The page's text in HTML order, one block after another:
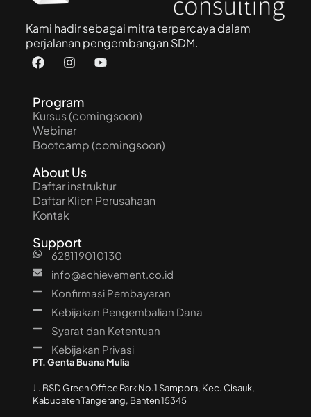
Kami hadir sebagai mitra terpercaya dalam
perjalanan pengembangan SDM.
Program
Kursus (comingsoon)
Webinar
Bootcamp (comingsoon)
About Us
Daftar instruktur
Daftar Klien Perusahaan
Kontak
Support
628119010130
info@achievement.co.id
Konfirmasi Pembayaran
Kebijakan Pengembalian Dana
Syarat dan Ketentuan
Kebijakan Privasi
PT. Genta Buana Mulia
Jl. BSD Green Office Park No.1 Sampora, Kec. Cisauk,
Kabupaten Tangerang, Banten 15345